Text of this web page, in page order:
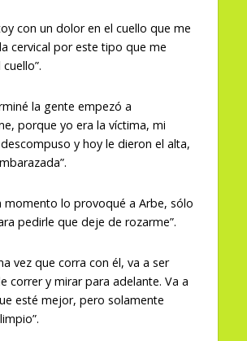
con un dolor en el cuello que me
cervical por este tipo que me
la gente empezó a
porque yo era la víctima, mi
y hoy le dieron el alta,
momento lo provoqué a Arbe, sólo
pedirle que deje de rozarme”.
vez que corra con él, va a ser
correr y mirar para adelante. Va a
esté mejor, pero solamente